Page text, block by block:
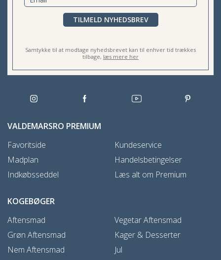
TILMELD NYHEDSBREV
Samtykke til at modtage nyhedsbrevet kan til enhver tid trækkes
tilbage, læs mere her
VALDEMARSRO PREMIUM
Favoritside
Madplan
Indkøbsseddel
Kundeservice
Handelsbetingelser
Læs alt om Premium
KOGEBØGER
Aftensmad
Grøn Aftensmad
Nem Aftensmad
Vegetar Aftensmad
Kager & Desserter
Jul